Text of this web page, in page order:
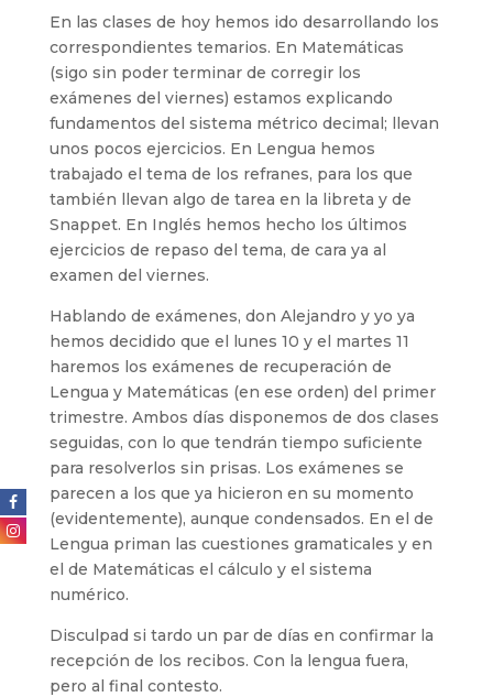
En las clases de hoy hemos ido desarrollando los
correspondientes temarios. En Matemáticas
(sigo sin poder terminar de corregir los
exámenes del viernes) estamos explicando
fundamentos del sistema métrico decimal; llevan
unos pocos ejercicios. En Lengua hemos
trabajado el tema de los refranes, para los que
también llevan algo de tarea en la libreta y de
Snappet. En Inglés hemos hecho los últimos
ejercicios de repaso del tema, de cara ya al
examen del viernes.
Hablando de exámenes, don Alejandro y yo ya
hemos decidido que el lunes 10 y el martes 11
haremos los exámenes de recuperación de
Lengua y Matemáticas (en ese orden) del primer
trimestre. Ambos días disponemos de dos clases
seguidas, con lo que tendrán tiempo suficiente
para resolverlos sin prisas. Los exámenes se
parecen a los que ya hicieron en su momento
(evidentemente), aunque condensados. En el de
Lengua priman las cuestiones gramaticales y en
el de Matemáticas el cálculo y el sistema
numérico.
Disculpad si tardo un par de días en confirmar la
recepción de los recibos. Con la lengua fuera,
pero al final contesto.